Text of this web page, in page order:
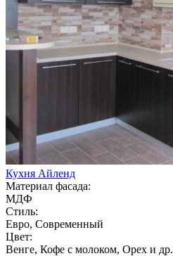
Кухня Айленд
Материал фасада:
МДФ
Стиль:
Евро, Современный
Цвет:
Венге, Кофе с молоком, Орех и др.